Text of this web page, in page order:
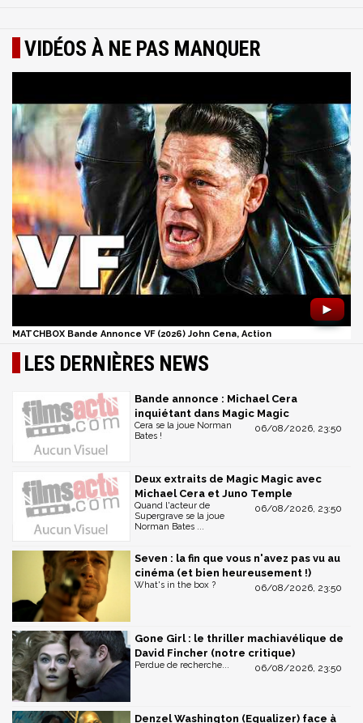
VIDÉOS À NE PAS MANQUER
►
MATCHBOX Bande Annonce VF (2026) John Cena, Action
LES DERNIÈRES NEWS
Bande annonce : Michael Cera
inquiétant dans Magic Magic
06/08/2026, 23:50
Cera se la joue Norman
Bates !
Deux extraits de Magic Magic avec
Michael Cera et Juno Temple
06/08/2026, 23:50
Quand l'acteur de
Supergrave se la joue
Norman Bates ...
Seven : la fin que vous n'avez pas vu au
cinéma (et bien heureusement !)
06/08/2026, 23:50
What's in the box ?
Gone Girl : le thriller machiavélique de
David Fincher (notre critique)
06/08/2026, 23:50
Perdue de recherche...
Denzel Washington (Equalizer) face à